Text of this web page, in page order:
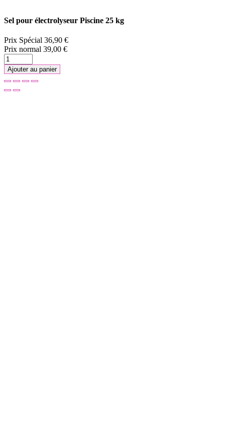
Sel pour électrolyseur Piscine 25 kg
Prix Spécial 36,90 €
Prix normal 39,00 €
Ajouter au panier